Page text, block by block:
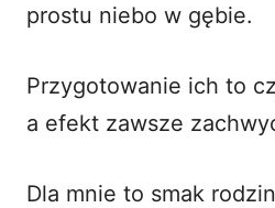
prostu niebo w gębie.
Przygotowanie ich to
a efekt zawsze
Dla mnie to smak